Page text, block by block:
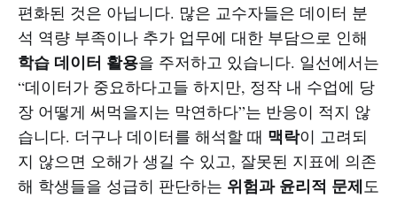
편화된 것은 아닙니다. 많은 교수자들은 데이터 분
석 역량 부족이나 추가 업무에 대한 부담으로 인해
학습 데이터 활용을 주저하고 있습니다. 일선에서는
“데이터가 중요하다고들 하지만, 정작 내 수업에 당
장 어떻게 써먹을지는 막연하다”는 반응이 적지 않
습니다. 더구나 데이터를 해석할 때 맥락이 고려되
지 않으면 오해가 생길 수 있고, 잘못된 지표에 의존
해 학생들을 성급히 판단하는 위험과 윤리적 문제도